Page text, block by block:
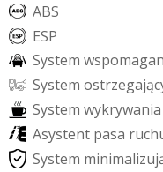
ABS
ESP
System wspomagan
System ostrzegając
System wykrywania
Asystent pasa ruch
System minimalizuj